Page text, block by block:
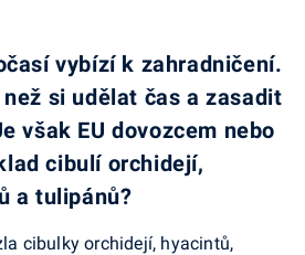
vybízí k zahradničení.
si udělat čas a zasadit
však EU dovozcem nebo
cibulí orchidejí,
a tulipánů?
cibulky orchidejí, hyacintů,